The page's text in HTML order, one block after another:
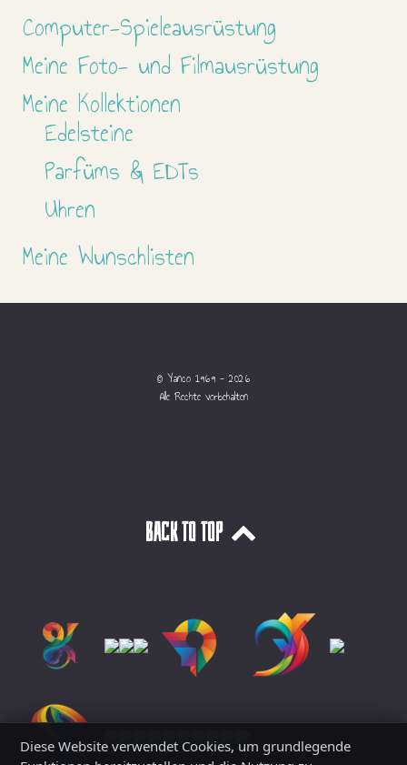
Computer-Spieleausrüstung
Meine Foto- und Filmausrüstung
Meine Kollektionen
Edelsteine
Parfüms & EDTs
Uhren
Meine Wunschlisten
© Yanco 1969 - 2026
Alle Rechte vorbehalten
Back to top
Diese Website verwendet Cookies, um grundlegende